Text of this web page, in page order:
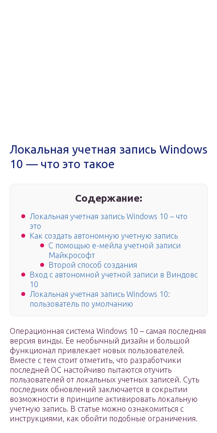
Локальная учетная запись Windows
10 — что это такое
Содержание:
Локальная учетная запись Windows 10 – что
это
Как создать автономную учетную запись
С помощью е-мейла учетной записи
Майкрософт
Второй способ создания
Вход с автономной учетной записи в Виндовс
10
Локальная учетная запись Windows 10:
пользователь по умолчанию
Операционная система Windows 10 – самая последняя
версия винды. Ее необычный дизайн и большой
функционал привлекает новых пользователей.
Вместе с тем стоит отметить, что разработчики
последней ОС настойчиво пытаются отучить
пользователей от локальных учетных записей. Суть
последних обновлений заключается в сокрытии
возможности в принципе активировать локальную
учетную запись. В статье можно ознакомиться с
инструкциями, как обойти подобные ограничения.